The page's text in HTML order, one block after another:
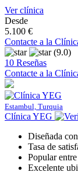
Ver clínica
Desde
5.100 €
Contacte a la
(9.0)
10 Reseñas
Contacte a la
Estambul, Turquia
Clínica YEG
Diseñada
Tasa de
Popular
Excelente